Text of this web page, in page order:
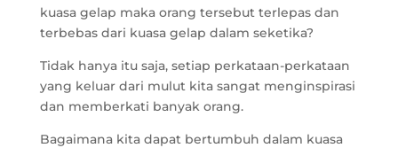
kuasa gelap maka orang tersebut terlepas dan
terbebas dari kuasa gelap dalam seketika?
Tidak hanya itu saja, setiap perkataan-perkataan
yang keluar dari mulut kita sangat menginspirasi
dan memberkati banyak orang.
Bagaimana kita dapat bertumbuh dalam kuasa